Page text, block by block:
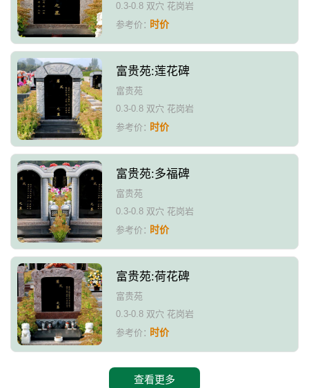
0.3-0.8 双穴 花岗岩
参考价：时价
富贵苑:莲花碑
富贵苑
0.3-0.8 双穴 花岗岩
参考价：时价
富贵苑:多福碑
富贵苑
0.3-0.8 双穴 花岗岩
参考价：时价
富贵苑:荷花碑
富贵苑
0.3-0.8 双穴 花岗岩
参考价：时价
查看更多